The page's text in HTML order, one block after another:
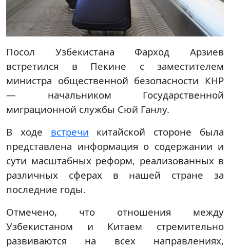
Посол Узбекистана Фарход Арзиев
встретился в Пекине с заместителем
министра общественной безопасности КНР
— начальником Государственной
миграционной службы Сюй Ганлу.
В ходе встречи китайской стороне была
представлена информация о содержании и
сути масштабных реформ, реализованных в
различных сферах в нашей стране за
последние годы.
Отмечено, что отношения между
Узбекистаном и Китаем стремительно
развиваются на всех направлениях,